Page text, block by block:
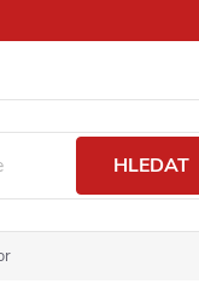
ochrany osobních údajů
HLEDAT